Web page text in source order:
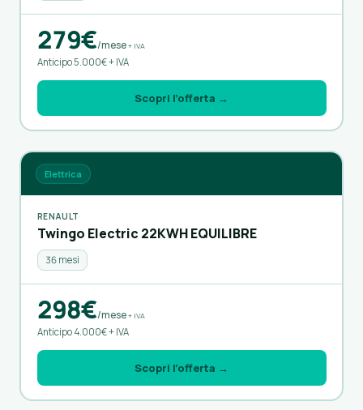
279€/mese+ IVA
Anticipo 5.000€ + IVA
Scopri l’offerta →
Elettrica
RENAULT
Twingo Electric 22KWH EQUILIBRE
36 mesi
298€/mese+ IVA
Anticipo 4.000€ + IVA
Scopri l’offerta →